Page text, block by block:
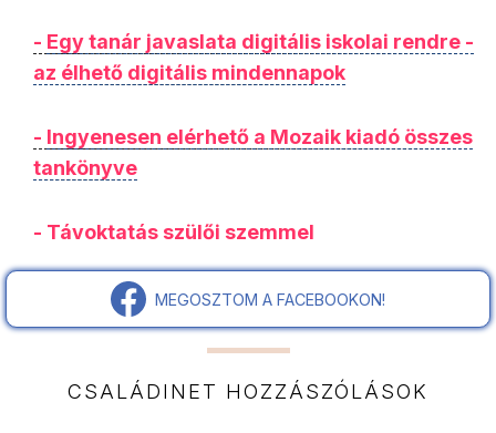
- Egy tanár javaslata digitális iskolai rendre -
az élhető digitális mindennapok
- Ingyenesen elérhető a Mozaik kiadó összes
tankönyve
- Távoktatás szülői szemmel
MEGOSZTOM A FACEBOOKON!
CSALÁDINET HOZZÁSZÓLÁSOK